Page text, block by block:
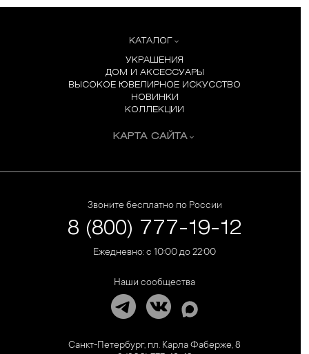
КАТАЛОГ
УКРАШЕНИЯ
ДОМ И АКСЕССУАРЫ
ВЫСОКОЕ ЮВЕЛИРНОЕ ИСКУССТВО
НОВИНКИ
КОЛЛЕКЦИИ
КАРТА САЙТА
Звоните бесплатно по России
8 (800) 777-19-12
Ежедневно: с 10:00 до 22:00
Наши сообщества
Санкт-Петербург, пл. Карла Фаберже, 8